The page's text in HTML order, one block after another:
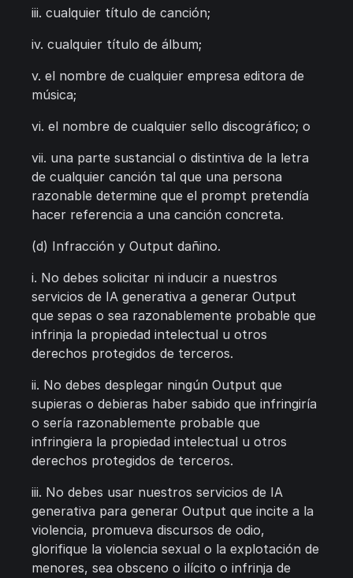
iii. cualquier título de canción;
iv. cualquier título de álbum;
v. el nombre de cualquier empresa editora de
música;
vi. el nombre de cualquier sello discográfico; o
vii. una parte sustancial o distintiva de la letra
de cualquier canción tal que una persona
razonable determine que el prompt pretendía
hacer referencia a una canción concreta.
(d) Infracción y Output dañino.
i. No debes solicitar ni inducir a nuestros
servicios de IA generativa a generar Output
que sepas o sea razonablemente probable que
infrinja la propiedad intelectual u otros
derechos protegidos de terceros.
ii. No debes desplegar ningún Output que
supieras o debieras haber sabido que infringiría
o sería razonablemente probable que
infringiera la propiedad intelectual u otros
derechos protegidos de terceros.
iii. No debes usar nuestros servicios de IA
generativa para generar Output que incite a la
violencia, promueva discursos de odio,
glorifique la violencia sexual o la explotación de
menores, sea obsceno o ilícito o infrinja de